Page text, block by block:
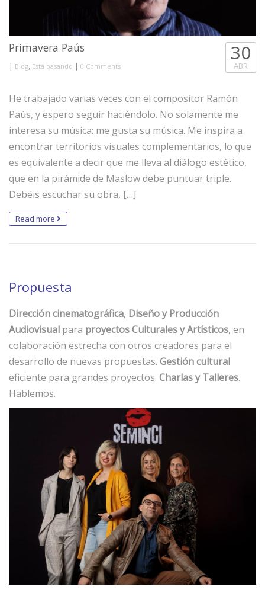
Primavera Paús
| Blog, Está pasando | 0 Comments
30
ABR
He trabajado varias veces con el compositor Ramón
Paús, y espero seguir haciéndolo. No solamente me
interesa su música: me gusta su música. Me inspira a
encontrar territorios visuales complementarios, lo que
es equivalente a decir que me lleva al diálogo estético,
que en la pirámide de Maslow debe puntuar triple.
Debéis escuchar su obra, […]
Read more
Propuesta
Dirección cinematográfica, Diseño y Producción
Audiovisual para proyectos Culturales y Artísticos, en
colaboración estrecha con otros creadores para el
desarrollo de nuevas propuestas. Gestión cultural
eficiente para grandes proyectos. Charlas y Talleres.
Hablemos.